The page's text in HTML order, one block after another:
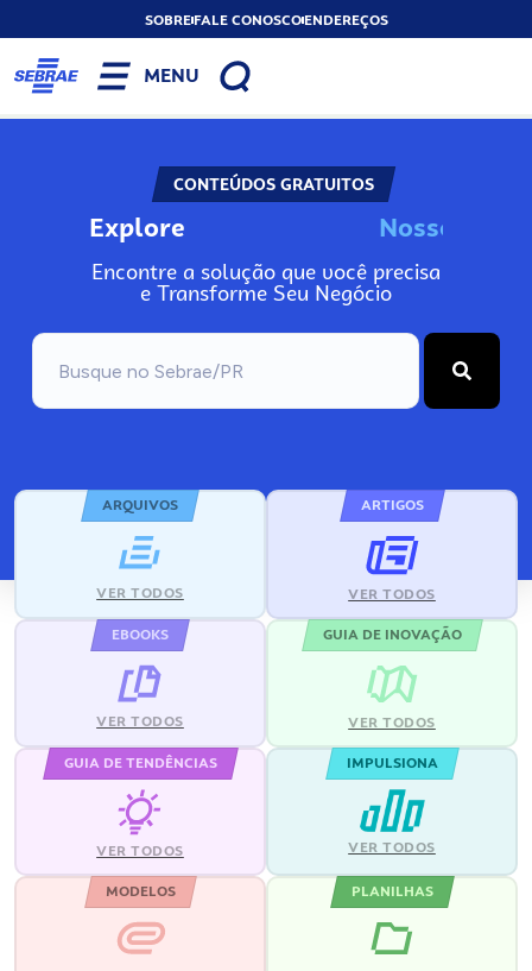
SOBREFALE CONOSCOENDEREÇOS
MENU
CONTEÚDOS GRATUITOS
Explore No
Encontre a solução que você precisa
e Transforme Seu Negócio
ARQUIVOS
VER TODOS
ARTIGOS
VER TODOS
EBOOKS
VER TODOS
GUIA DE INOVAÇÃO
VER TODOS
GUIA DE TENDÊNCIAS
VER TODOS
IMPULSIONA
VER TODOS
MODELOS PLANILHAS